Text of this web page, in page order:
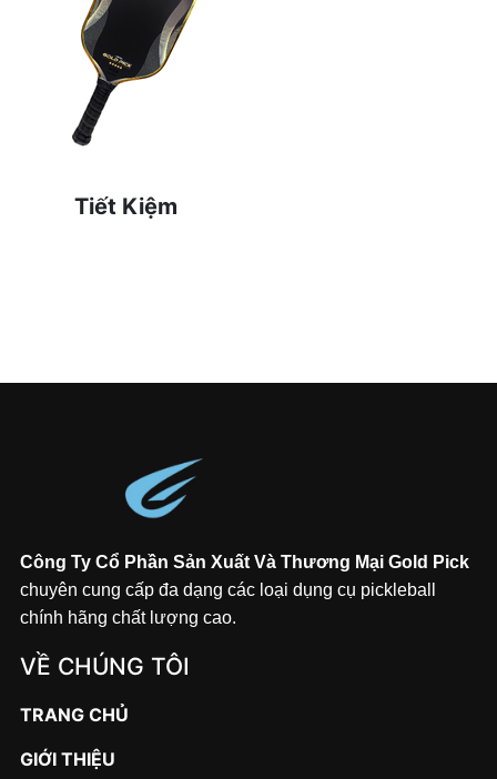
Tiết Kiệm
Công Ty Cổ Phần Sản Xuất Và Thương Mại Gold Pick
chuyên cung cấp đa dạng các loại dụng cụ pickleball
chính hãng chất lượng cao.
VỀ CHÚNG TÔI
TRANG CHỦ
GIỚI THIỆU